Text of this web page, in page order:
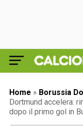
Home » Borussia
Dortmund accelera:
dopo il primo gol in